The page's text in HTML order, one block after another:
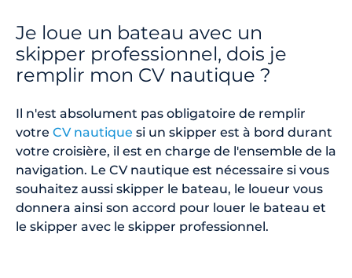
Je loue un bateau avec un
skipper professionnel, dois je
remplir mon CV nautique ?
Il n'est absolument pas obligatoire de remplir
votre CV nautique si un skipper est à bord durant
votre croisière, il est en charge de l'ensemble de la
navigation. Le CV nautique est nécessaire si vous
souhaitez aussi skipper le bateau, le loueur vous
donnera ainsi son accord pour louer le bateau et
le skipper avec le skipper professionnel.